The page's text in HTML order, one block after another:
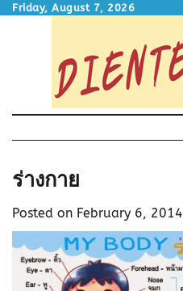
SkipFriday, August 7, 2026
ร่างกาย
Posted on February 6, 2014